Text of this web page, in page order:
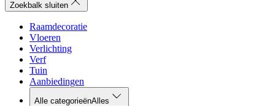
Zoekbalk sluiten
Raamdecoratie
Vloeren
Verlichting
Verf
Tuin
Aanbiedingen
Alle categorieënAlles